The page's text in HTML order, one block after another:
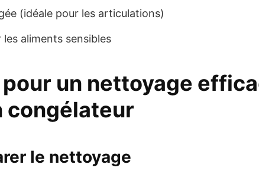
(idéale pour les articulations)
aliments sensibles
un nettoyage
congélateur
le nettoyage